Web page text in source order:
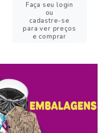
Faça seu login
ou
cadastre-se
para ver preços
e comprar